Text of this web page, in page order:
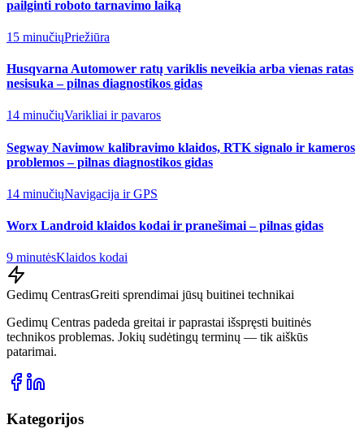
pailginti roboto tarnavimo laiką
15 minučiųPriežiūra
Husqvarna Automower ratų variklis neveikia arba vienas ratas
nesisuka – pilnas diagnostikos gidas
14 minučiųVarikliai ir pavaros
Segway Navimow kalibravimo klaidos, RTK signalo ir kameros
problemos – pilnas diagnostikos gidas
14 minučiųNavigacija ir GPS
Worx Landroid klaidos kodai ir pranešimai – pilnas gidas
9 minutėsKlaidos kodai
Gedimų CentrasGreiti sprendimai jūsų buitinei technikai
Gedimų Centras padeda greitai ir paprastai išspręsti buitinės
technikos problemas. Jokių sudėtingų terminų — tik aiškūs
patarimai.
Kategorijos